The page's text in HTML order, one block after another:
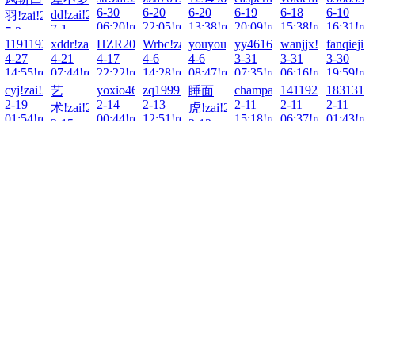
羽!zai!2026-
7-3
14:39!read!
dd!zai!2026-
7-1
22:02!read!
6-30
06:20!read!
6-20
22:05!read!
6-20
13:38!read!
6-19
20:09!read!
6-18
15:38!read!
6-10
16:31!read!
1191193576!zai!2026-
4-27
14:55!read!
xddr!zai!2026-
4-21
07:44!read!
HZR20081223!zai!2026-
4-17
22:22!read!
Wrbc!zai!2026-
4-6
14:28!read!
youyouyou!zai!2026-
4-6
08:47!read!
yy461654911!zai!2026-
3-31
07:35!read!
wanjjx!zai!2026-
3-31
06:16!read!
3-30
19:59!read!
cyj!zai!2026-
2-19
01:54!read!
艺
术!zai!2026-
2-15
yoxio4649!zai!2026-
2-14
00:44!read!
zq1999!zai!2026-
2-13
12:51!read!
睡面
虎!zai!2026-
2-12
champagne!zai!2026-
2-11
15:18!read!
1411922567!zai!2026-
2-11
06:37!read!
2-11
01:43!read!